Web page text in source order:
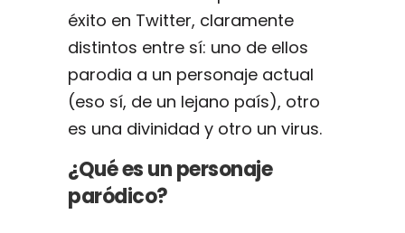
éxito en Twitter, claramente
distintos entre sí: uno de ellos
parodia a un personaje actual
(eso sí, de un lejano país), otro
es una divinidad y otro un virus.
¿Qué es un personaje
paródico?